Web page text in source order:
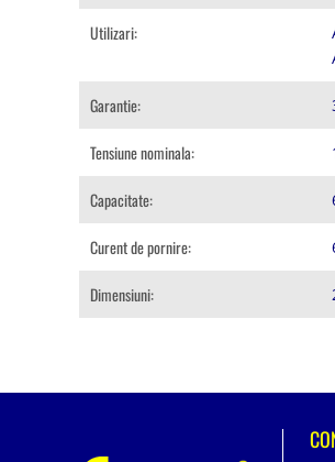
Utilizari:
Garantie:
Tensiune nominala:
Capacitate:
Curent de pornire:
Dimensiuni: